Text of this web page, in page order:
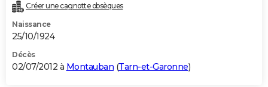
Créer une cagnotte obsèques
Naissance
25/10/1924
Décès
02/07/2012 à Montauban (Tarn-et-Garonne)